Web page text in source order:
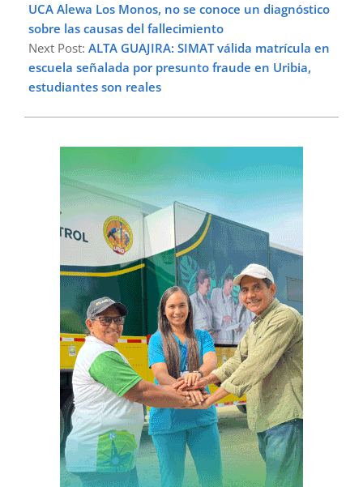
UCA Alewa Los Monos, no se conoce un diagnóstico
sobre las causas del fallecimiento
Next Post: ALTA GUAJIRA: SIMAT válida matrícula en
escuela señalada por presunto fraude en Uribia,
estudiantes son reales